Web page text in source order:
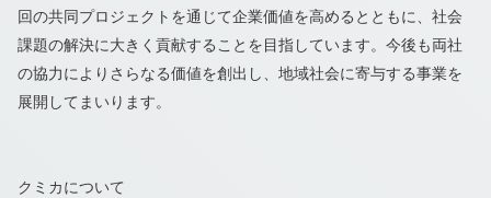
回の共同プロジェクトを通じて企業価値を高めるとともに、社会
課題の解決に大きく貢献することを目指しています。今後も両社
の協力によりさらなる価値を創出し、地域社会に寄与する事業を
展開してまいります。
クミカについて